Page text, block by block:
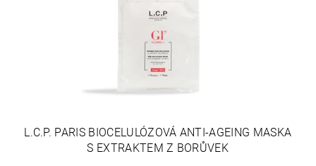
L.C.P. PARIS BIOCELULÓZOVÁ ANTI-AGEING MASKA
S EXTRAKTEM Z BORŮVEK